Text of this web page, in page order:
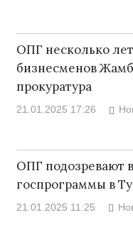
ОПГ несколько
бизнесменов
прокуратура
21.01.2025 17:26
ОПГ подозревают
госпрограммы в
21.01.2025 11:25